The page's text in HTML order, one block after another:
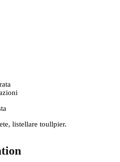
listellare toullpier.